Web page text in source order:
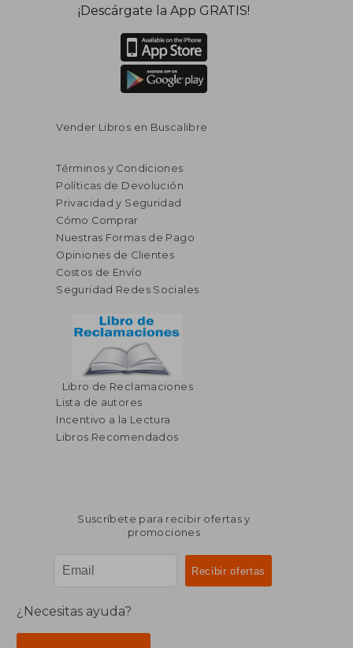
¡Descárgate la App GRATIS!
Vender Libros en Buscalibre
Términos y Condiciones
Políticas de Devolución
Privacidad y Seguridad
Cómo Comprar
Nuestras Formas de Pago
Opiniones de Clientes
Costos de Envío
Seguridad Redes Sociales
Libro de Reclamaciones
Lista de autores
Incentivo a la Lectura
Libros Recomendados
Suscríbete para recibir ofertas y
promociones
¿Necesitas ayuda?